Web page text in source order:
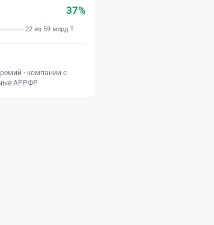
37%
22 из 59 млрд ₸
· компании с
АРРФР